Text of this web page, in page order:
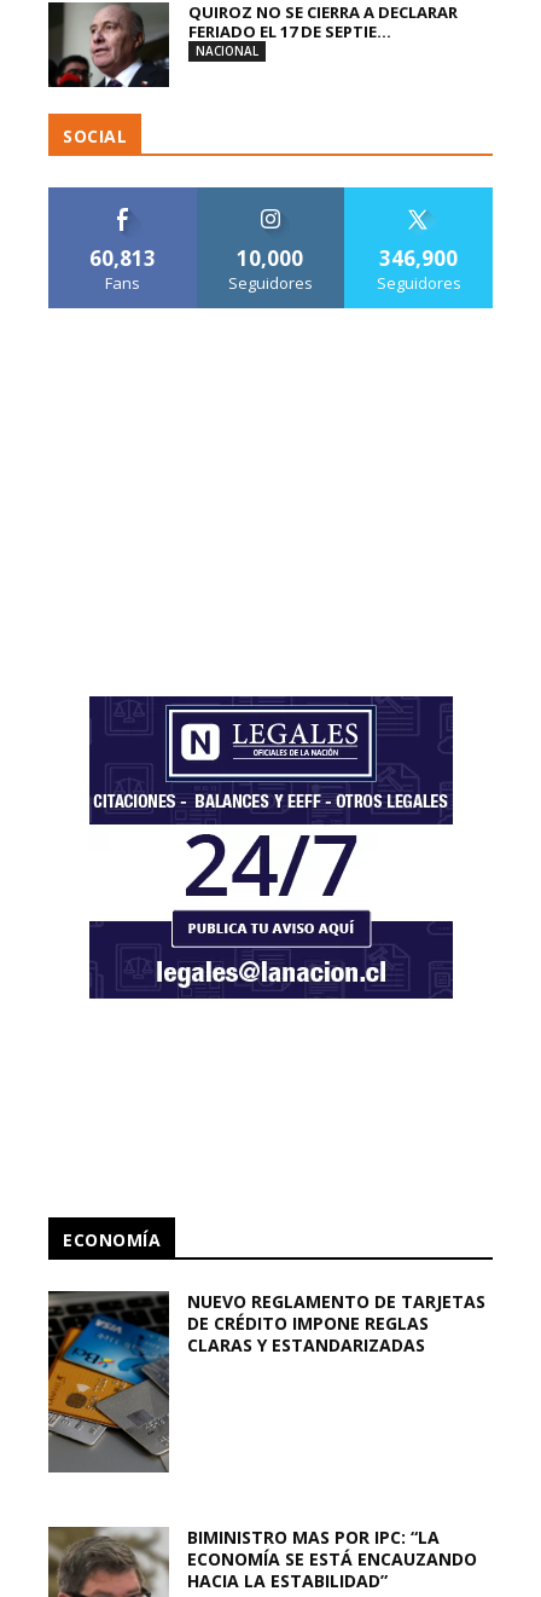
QUIROZ NO SE CIERRA A DECLARAR
FERIADO EL 17 DE SEPTIE...
NACIONAL
SOCIAL
60,813
Fans
10,000
Seguidores
346,900
Seguidores
ECONOMÍA
NUEVO REGLAMENTO DE TARJETAS
DE CRÉDITO IMPONE REGLAS
CLARAS Y ESTANDARIZADAS
BIMINISTRO MAS POR IPC: “LA
ECONOMÍA SE ESTÁ ENCAUZANDO
HACIA LA ESTABILIDAD”